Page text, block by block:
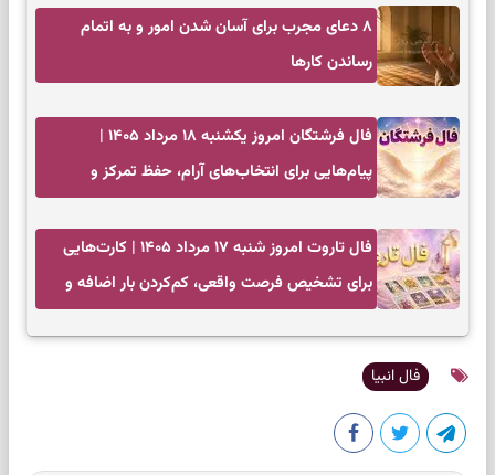
۸ دعای مجرب برای آسان شدن امور و به اتمام
رساندن کار‌ها
فال فرشتگان امروز یکشنبه ۱۸ مرداد ۱۴۰۵ |
پیام‌هایی برای انتخاب‌های آرام، حفظ تمرکز و
فال تاروت امروز شنبه ۱۷ مرداد ۱۴۰۵ | کارت‌هایی
برای تشخیص فرصت واقعی، کم‌کردن بار اضافه و
فال انبیا